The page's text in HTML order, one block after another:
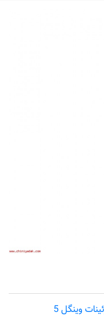
وینگل 5